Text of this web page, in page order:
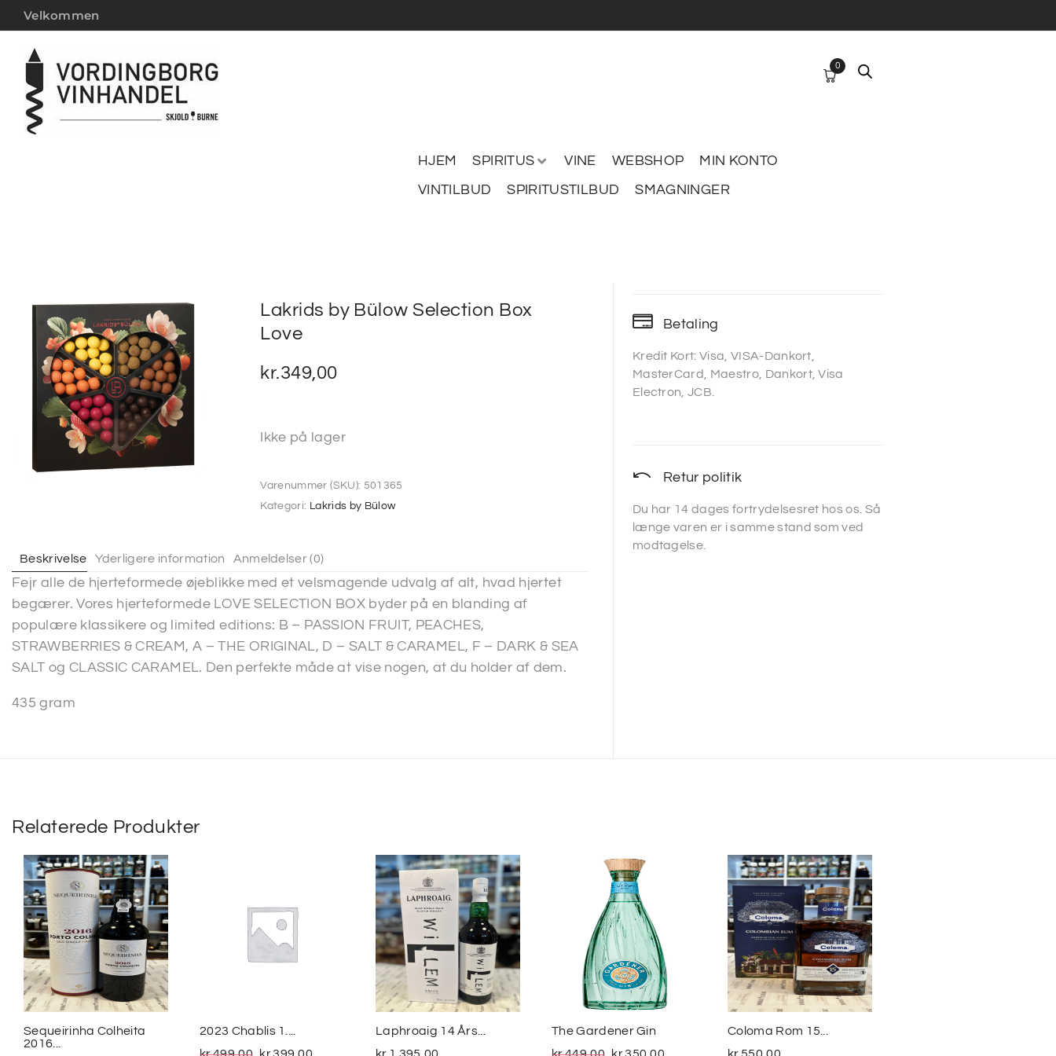
Velkommen
HJEM SPIRITUS VINE WEBSHOP
MIN KONTO
VINTILBUD
SPIRITUSTILBUD SMAGNINGER
0
Lakrids by Bülow Selection Box
Love
kr.349,00
Ikke på lager
Varenummer (SKU): 501365
Kategori: Lakrids by Bülow
Beskrivelse Yderligere information Anmeldelser (0)
Fejr alle de hjerteformede øjeblikke med et velsmagende udvalg af alt, hvad hjertet
begærer. Vores hjerteformede LOVE SELECTION BOX byder på en blanding af
populære klassikere og limited editions: B – PASSION FRUIT, PEACHES,
STRAWBERRIES & CREAM, A – THE ORIGINAL, D – SALT & CARAMEL, F – DARK & SEA
SALT og CLASSIC CARAMEL. Den perfekte måde at vise nogen, at du holder af dem.
435 gram
Betaling
Kredit Kort: Visa, VISA-Dankort,
MasterCard, Maestro, Dankort, Visa
Electron, JCB.
Retur politik
Du har 14 dages fortrydelsesret hos os. Så
længe varen er i samme stand som ved
modtagelse.
Relaterede Produkter
Sequeirinha Colheita
2016...
2023 Chablis 1....
Laphroaig 14 Års...
The Gardener Gin
Coloma Rom 15...